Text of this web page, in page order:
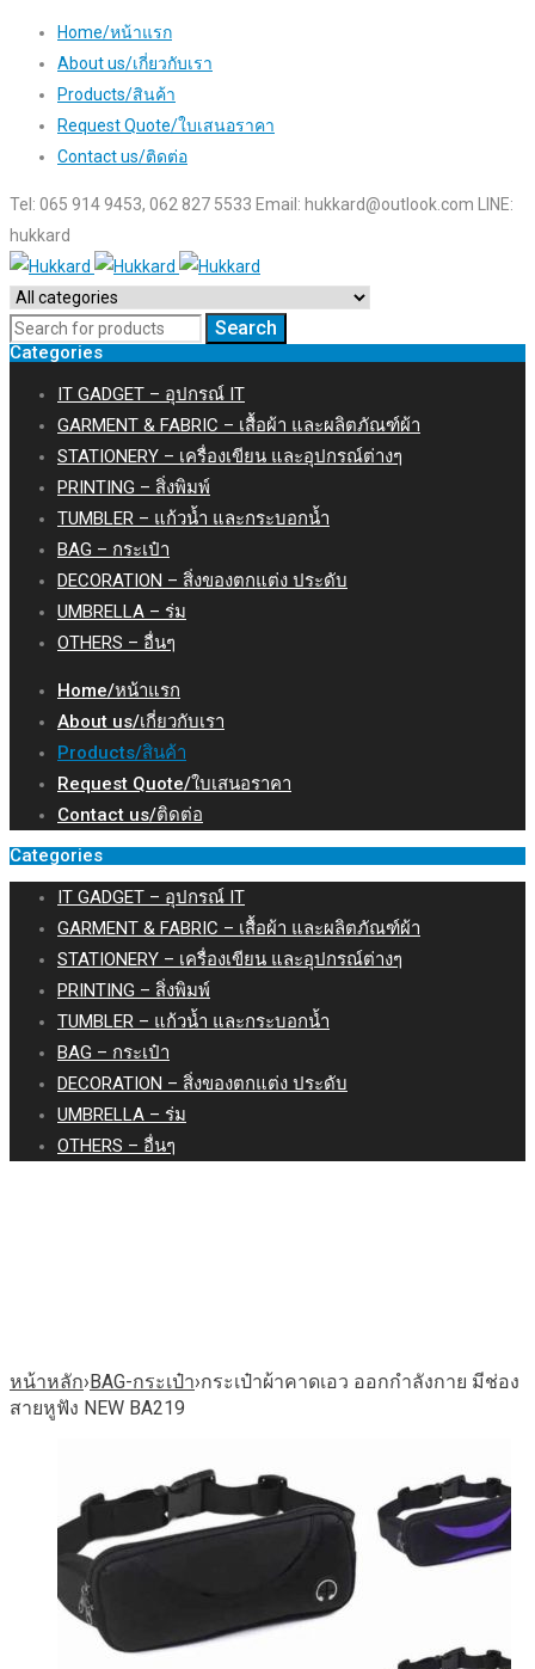
Home/หน้าแรก
About us/เกี่ยวกับเรา
Products/สินค้า
Request Quote/ใบเสนอราคา
Contact us/ติดต่อ
Tel: 065 914 9453, 062 827 5533 Email: hukkard@outlook.com LINE:
hukkard
Categories
IT GADGET – อุปกรณ์ IT
GARMENT & FABRIC – เสื้อผ้า และผลิตภัณฑ์ผ้า
STATIONERY – เครื่องเขียน และอุปกรณ์ต่างๆ
PRINTING – สิ่งพิมพ์
TUMBLER – แก้วน้ำ และกระบอกน้ำ
BAG – กระเป๋า
DECORATION – สิ่งของตกแต่ง ประดับ
UMBRELLA – ร่ม
OTHERS – อื่นๆ
Home/หน้าแรก
About us/เกี่ยวกับเรา
Products/สินค้า
Request Quote/ใบเสนอราคา
Contact us/ติดต่อ
Categories
IT GADGET – อุปกรณ์ IT
GARMENT & FABRIC – เสื้อผ้า และผลิตภัณฑ์ผ้า
STATIONERY – เครื่องเขียน และอุปกรณ์ต่างๆ
PRINTING – สิ่งพิมพ์
TUMBLER – แก้วน้ำ และกระบอกน้ำ
BAG – กระเป๋า
DECORATION – สิ่งของตกแต่ง ประดับ
UMBRELLA – ร่ม
OTHERS – อื่นๆ
หน้าหลัก› BAG-กระเป๋า›กระเป๋าผ้าคาดเอว ออกกำลังกาย มีช่อง
สายหูฟัง NEW BA219